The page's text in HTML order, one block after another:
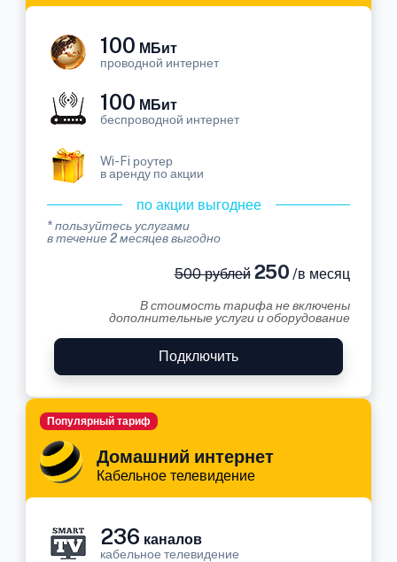
100 МБит
проводной интернет
100 МБит
беспроводной интернет
Wi-Fi роутер
в аренду по акции
по акции выгоднее
* пользуйтесь услугами
в течение 2 месяцев выгодно
500 рублей250 /в месяц
В стоимость тарифа не включены
дополнительные услуги и оборудование
Подключить
Домашний интернет
Кабельное телевидение
Популярный тариф
236 каналов
кабельное телевидение